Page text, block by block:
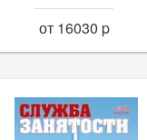
от 16030 p